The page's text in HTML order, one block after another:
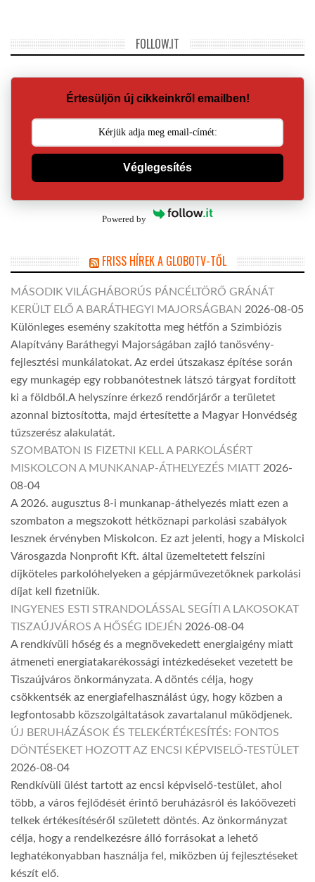
FOLLOW.IT
Értesüljön új cikkeinkről emailben!
Véglegesítés
Powered by
FRISS HÍREK A GLOBOTV-TŐL
MÁSODIK VILÁGHÁBORÚS PÁNCÉLTÖRŐ GRÁNÁT
KERÜLT ELŐ A BARÁTHEGYI MAJORSÁGBAN 2026-08-05
Különleges esemény szakította meg hétfőn a Szimbiózis
Alapítvány Baráthegyi Majorságában zajló tanösvény-
fejlesztési munkálatokat. Az erdei útszakasz építése során
egy munkagép egy robbanótestnek látszó tárgyat fordított
ki a földből.A helyszínre érkező rendőrjárőr a területet
azonnal biztosította, majd értesítette a Magyar Honvédség
tűzszerész alakulatát.
SZOMBATON IS FIZETNI KELL A PARKOLÁSÉRT
MISKOLCON A MUNKANAP-ÁTHELYEZÉS MIATT 2026-
08-04
A 2026. augusztus 8-i munkanap-áthelyezés miatt ezen a
szombaton a megszokott hétköznapi parkolási szabályok
lesznek érvényben Miskolcon. Ez azt jelenti, hogy a Miskolci
Városgazda Nonprofit Kft. által üzemeltetett felszíni
díjköteles parkolóhelyeken a gépjárművezetőknek parkolási
díjat kell fizetniük.
INGYENES ESTI STRANDOLÁSSAL SEGÍTI A LAKOSOKAT
TISZAÚJVÁROS A HŐSÉG IDEJÉN 2026-08-04
A rendkívüli hőség és a megnövekedett energiaigény miatt
átmeneti energiatakarékossági intézkedéseket vezetett be
Tiszaújváros önkormányzata. A döntés célja, hogy
csökkentsék az energiafelhasználást úgy, hogy közben a
legfontosabb közszolgáltatások zavartalanul működjenek.
ÚJ BERUHÁZÁSOK ÉS TELEKÉRTÉKESÍTÉS: FONTOS
DÖNTÉSEKET HOZOTT AZ ENCSI KÉPVISELŐ-TESTÜLET
2026-08-04
Rendkívüli ülést tartott az encsi képviselő-testület, ahol
több, a város fejlődését érintő beruházásról és lakóövezeti
telkek értékesítéséről született döntés. Az önkormányzat
célja, hogy a rendelkezésre álló forrásokat a lehető
leghatékonyabban használja fel, miközben új fejlesztéseket
készít elő.